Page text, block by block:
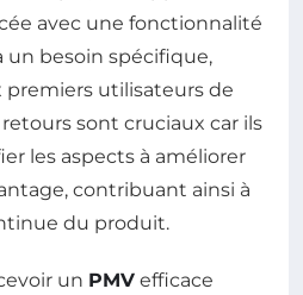
avec une fonctionnalité
un besoin spécifique,
utilisateurs de
sont cruciaux car ils
les aspects à améliorer
contribuant ainsi à
du produit.
un PMV efficace